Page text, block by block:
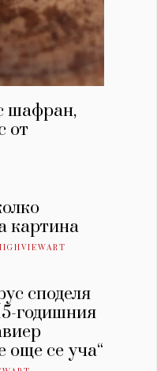
шафран,
от
картина
споделя
годишния
още се уча“